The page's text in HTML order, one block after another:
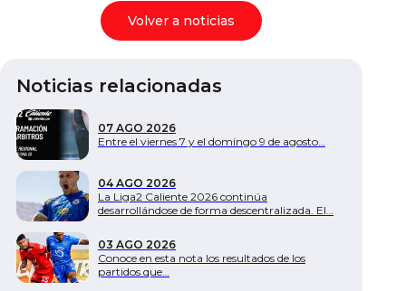
Volver a noticias
Noticias relacionadas
07 AGO 2026
Entre el viernes 7 y el domingo 9 de agosto…
04 AGO 2026
La Liga2 Caliente 2026 continúa
desarrollándose de forma descentralizada. El…
03 AGO 2026
Conoce en esta nota los resultados de los
partidos que…